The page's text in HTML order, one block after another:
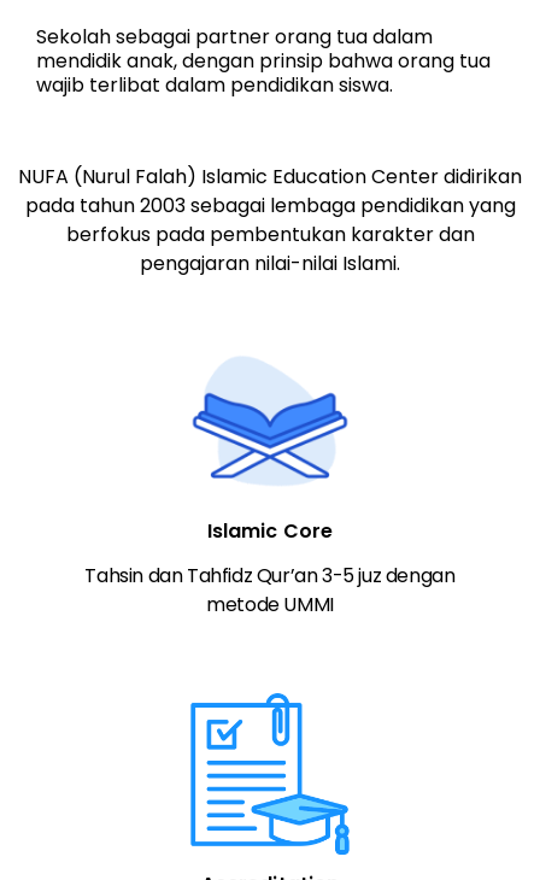
Sekolah sebagai partner orang tua dalam
mendidik anak, dengan prinsip bahwa orang tua
wajib terlibat dalam pendidikan siswa.
NUFA (Nurul Falah) Islamic Education Center didirikan
pada tahun 2003 sebagai lembaga pendidikan yang
berfokus pada pembentukan karakter dan
pengajaran nilai-nilai Islami.
Islamic Core
Tahsin dan Tahfidz Qur’an 3-5 juz dengan
metode UMMI